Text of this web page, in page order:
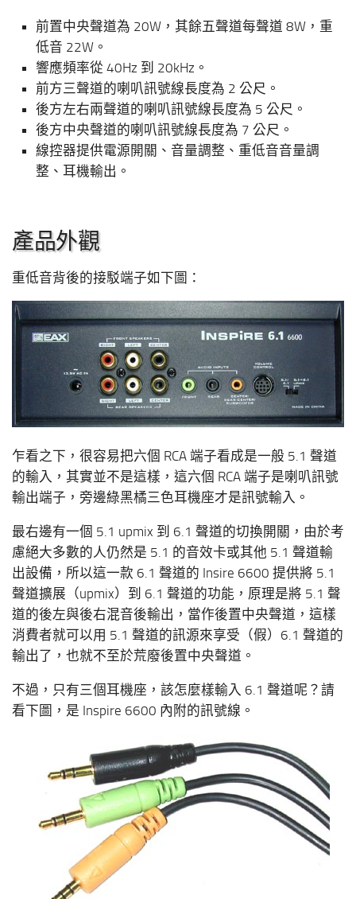
前置中央聲道為 20W，其餘五聲道每聲道 8W，重
低音 22W。
響應頻率從 40Hz 到 20kHz。
前方三聲道的喇叭訊號線長度為 2 公尺。
後方左右兩聲道的喇叭訊號線長度為 5 公尺。
後方中央聲道的喇叭訊號線長度為 7 公尺。
線控器提供電源開關、音量調整、重低音音量調
整、耳機輸出。
產品外觀
重低音背後的接駁端子如下圖：
乍看之下，很容易把六個 RCA 端子看成是一般 5.1 聲道
的輸入，其實並不是這樣，這六個 RCA 端子是喇叭訊號
輸出端子，旁邊綠黑橘三色耳機座才是訊號輸入。
最右邊有一個 5.1 upmix 到 6.1 聲道的切換開關，由於考
慮絕大多數的人仍然是 5.1 的音效卡或其他 5.1 聲道輸
出設備，所以這一款 6.1 聲道的 Insire 6600 提供將 5.1
聲道擴展（upmix）到 6.1 聲道的功能，原理是將 5.1 聲
道的後左與後右混音後輸出，當作後置中央聲道，這樣
消費者就可以用 5.1 聲道的訊源來享受（假）6.1 聲道的
輸出了，也就不至於荒廢後置中央聲道。
不過，只有三個耳機座，該怎麼樣輸入 6.1 聲道呢？請
看下圖，是 Inspire 6600 內附的訊號線。